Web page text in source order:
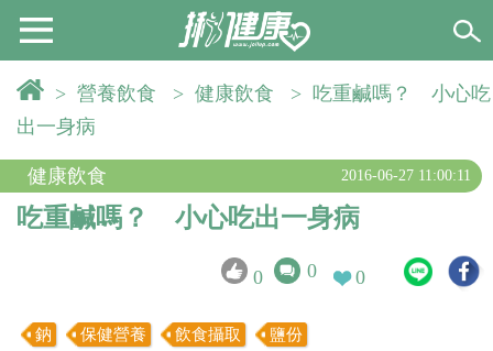
> 營養飲食 > 健康飲食 > 吃重鹹嗎？ 小心吃
出一身病
健康飲食 2016-06-27 11:00:11
吃重鹹嗎？ 小心吃出一身病
0 0 0
鈉 保健營養 飲食攝取 鹽份